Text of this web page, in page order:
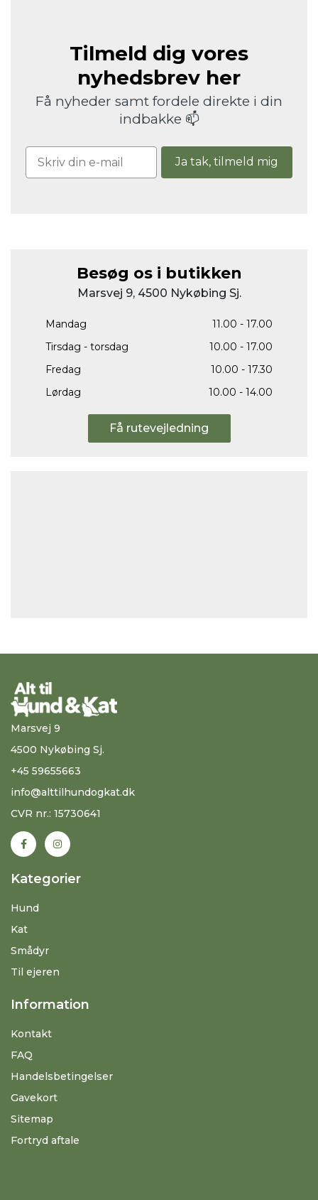
Tilmeld dig vores
nyhedsbrev her
Få nyheder samt fordele direkte i din
indbakke 📫
Ja tak, tilmeld mig
Besøg os i butikken
Marsvej 9, 4500 Nykøbing Sj.
Mandag
11.00 - 17.00
Tirsdag - torsdag
10.00 - 17.00
Fredag
10.00 - 17.30
Lørdag
10.00 - 14.00
Få rutevejledning
Marsvej 9
4500 Nykøbing Sj.
+45 59655663
info@alttilhundogkat.dk
CVR nr.: 15730641
Kategorier
Hund
Kat
Smådyr
Til ejeren
Information
Kontakt
FAQ
Handelsbetingelser
Gavekort
Sitemap
Fortryd aftale